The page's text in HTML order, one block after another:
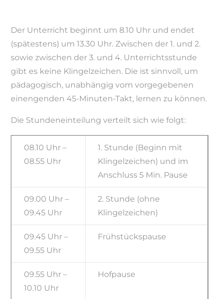
Der Unterricht beginnt um 8.10 Uhr und endet
(spätestens) um 13.30 Uhr. Zwischen der 1. und 2.
sowie zwischen der 3. und 4. Unterrichtsstunde
gibt es keine Klingelzeichen. Die ist sinnvoll, um
pädagogisch, unabhängig vom vorgegebenen
einengenden 45-Minuten-Takt, lernen zu können.
Die Stundeneinteilung verteilt sich wie folgt:
08.10 Uhr –
08.55 Uhr
1. Stunde (Beginn mit
Klingelzeichen) und im
Anschluss 5 Min. Pause
09.00 Uhr –
09.45 Uhr
2. Stunde (ohne
Klingelzeichen)
09.45 Uhr –
09.55 Uhr
Frühstückspause
09.55 Uhr –
10.10 Uhr
Hofpause